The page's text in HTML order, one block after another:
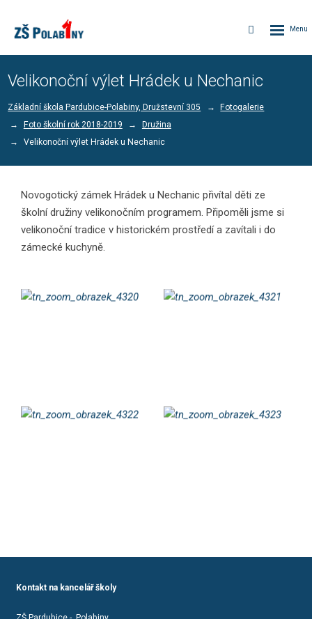
Vyhledávání
Velikonoční výlet Hrádek u Nechanic
Základní škola Pardubice-Polabiny, Družstevní 305
Fotogalerie
Foto školní rok 2018-2019
Družina
Velikonoční výlet Hrádek u Nechanic
Novogotický zámek Hrádek u Nechanic přivítal děti ze
školní družiny velikonočním programem. Připoměli jsme si
velikonoční tradice v historickém prostředí a zavítali i do
zámecké kuchyně.
Kontakt na kancelář školy